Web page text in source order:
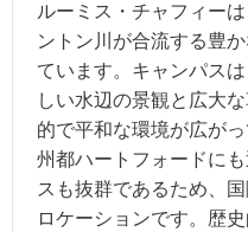
ルーミス・チャフィー
ントン川が合流する豊
ています。キャンパス
しい水辺の景観と広大
的で平和な環境が広が
州都ハートフォードに
スも抜群であるため、
ロケーションです。歴